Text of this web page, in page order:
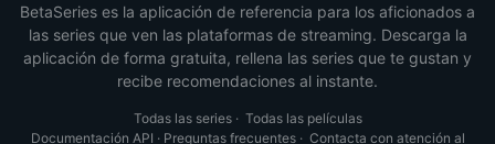
BetaSeries es la aplicación de referencia para los aficionados a
las series que ven las plataformas de streaming. Descarga la
aplicación de forma gratuita, rellena las series que te gustan y
recibe recomendaciones al instante.
Todas las series· Todas las películas
Documentación API · Preguntas frecuentes· Contacta con atención al